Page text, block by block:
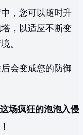
，您可以随时升
，以适应不断变
。
会变成您的防御
场疯狂的泡泡入侵